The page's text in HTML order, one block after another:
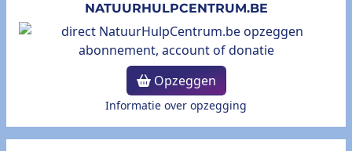
NATUURHULPCENTRUM.BE
Opzeggen
Informatie over opzegging